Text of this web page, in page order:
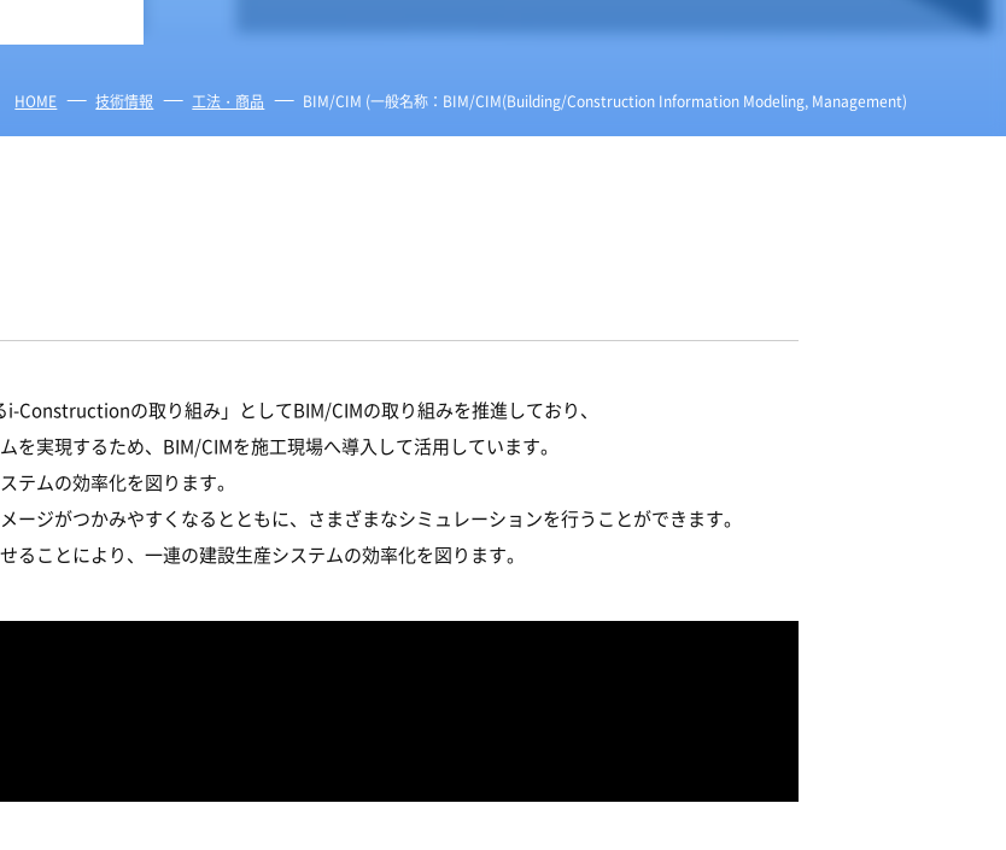
HOME 技術情報 工法・商品 BIM/CIM (一般名称：BIM/CIM(Building/Construction Information Modeling, Management)
Constructionの取り組み」としてBIM/CIMの取り組みを推進しており、
実現するため、BIM/CIMを施工現場へ導入して活用しています。
テムの効率化を図ります。
ージがつかみやすくなるとともに、さまざまなシミュレーションを行うことができます。
ることにより、一連の建設生産システムの効率化を図ります。